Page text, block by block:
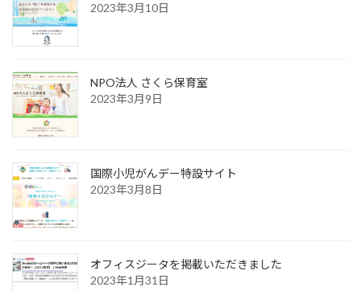
2023年3月10日
NPO法人 さくら保育室
2023年3月9日
国際小児がんデー特設サイト
2023年3月8日
オフィスジータを掲載いただきました
2023年1月31日